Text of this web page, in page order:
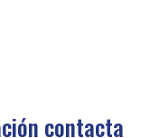
contacta